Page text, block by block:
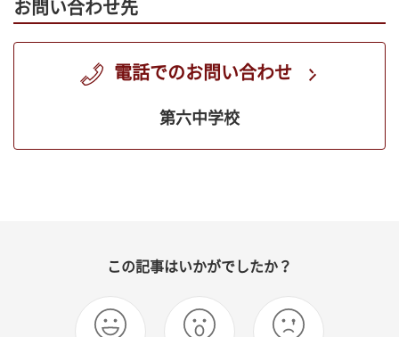
お問い合わせ先
電話でのお問い合わせ
第六中学校
この記事はいかがでしたか？